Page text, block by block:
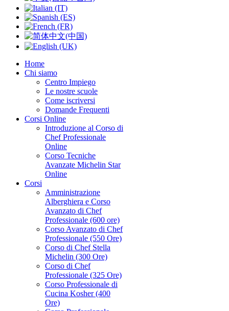
Home
Chi siamo
Centro Impiego
Le nostre scuole
Come iscriversi
Domande Frequenti
Corsi Online
Introduzione al Corso di
Chef Professionale
Online
Corso Tecniche
Avanzate Michelin Star
Online
Corsi
Amministrazione
Alberghiera e Corso
Avanzato di Chef
Professionale (600 ore)
Corso Avanzato di Chef
Professionale (550 Ore)
Corso di Chef Stella
Michelin (300 Ore)
Corso di Chef
Professionale (325 Ore)
Corso Professionale di
Cucina Kosher (400
Ore)